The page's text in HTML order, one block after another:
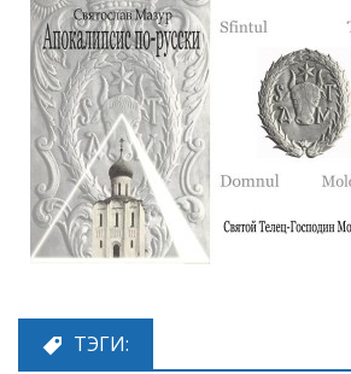
ТЭГИ: